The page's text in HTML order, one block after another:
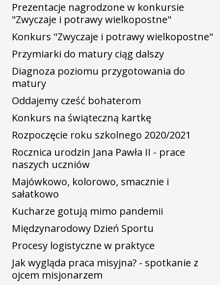
Prezentacje nagrodzone w konkursie
"Zwyczaje i potrawy wielkopostne"
Konkurs "Zwyczaje i potrawy wielkopostne"
Przymiarki do matury ciąg dalszy
Diagnoza poziomu przygotowania do
matury
Oddajemy cześć bohaterom
Konkurs na świąteczną kartkę
Rozpoczęcie roku szkolnego 2020/2021
Rocznica urodzin Jana Pawła II - prace
naszych uczniów
Majówkowo, kolorowo, smacznie i
sałatkowo
Kucharze gotują mimo pandemii
Międzynarodowy Dzień Sportu
Procesy logistyczne w praktyce
Jak wygląda praca misyjna? - spotkanie z
ojcem misjonarzem